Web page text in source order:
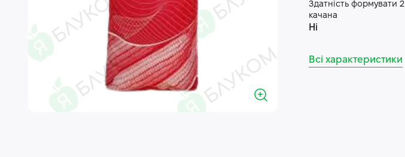
Здатність формувати 2
качана
Ні
Всі характеристики